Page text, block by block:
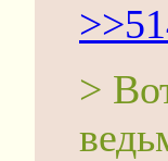
>